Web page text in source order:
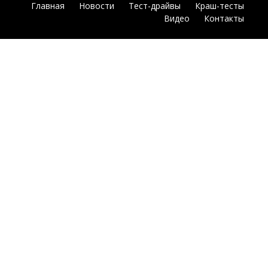
Главная Новости Тест-драйвы
Краш-тесты
Видео
Контакты